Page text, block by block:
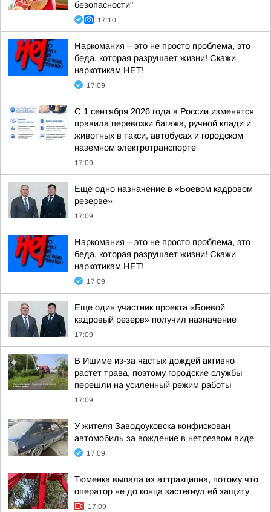
безопасности"
17:10
Наркомания – это не просто проблема, это
беда, которая разрушает жизни! Скажи
наркотикам НЕТ!
17:09
С 1 сентября 2026 года в России изменятся
правила перевозки багажа, ручной клади и
животных в такси, автобусах и городском
наземном электротранспорте
17:09
Ещё одно назначение в «Боевом кадровом
резерве»
17:09
Наркомания – это не просто проблема, это
беда, которая разрушает жизни! Скажи
наркотикам НЕТ!
17:09
Еще один участник проекта «Боевой
кадровый резерв» получил назначение
17:09
В Ишиме из-за частых дождей активно
растёт трава, поэтому городские службы
перешли на усиленный режим работы
17:09
У жителя Заводоуковска конфискован
автомобиль за вождение в нетрезвом виде
17:09
Тюменка выпала из аттракциона, потому что
оператор не до конца застегнул ей защиту
17:09